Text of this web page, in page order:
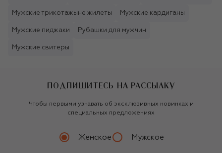
Мужские трикотажыне жилеты Мужские кардиганы
Мужские пиджаки Рубашки для мужчин
Мужские свитеры
ПОДПИШИТЕСЬ НА РАССЫЛКУ
Чтобы первыми узнавать об эксклюзивных новинках и
специальных предложениях
Женское Мужское